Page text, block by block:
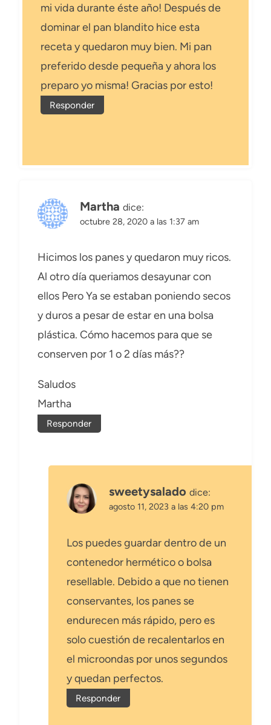
mi vida durante éste año! Después de
dominar el pan blandito hice esta
receta y quedaron muy bien. Mi pan
preferido desde pequeña y ahora los
preparo yo misma! Gracias por esto!
Responder
Martha dice:
octubre 28, 2020 a las 1:37 am
Hicimos los panes y quedaron muy ricos.
Al otro día queriamos desayunar con
ellos Pero Ya se estaban poniendo secos
y duros a pesar de estar en una bolsa
plástica. Cómo hacemos para que se
conserven por 1 o 2 días más??
Saludos
Martha
Responder
sweetysalado dice:
agosto 11, 2023 a las 4:20 pm
Los puedes guardar dentro de un
contenedor hermético o bolsa
resellable. Debido a que no tienen
conservantes, los panes se
endurecen más rápido, pero es
solo cuestión de recalentarlos en
el microondas por unos segundos
y quedan perfectos.
Responder